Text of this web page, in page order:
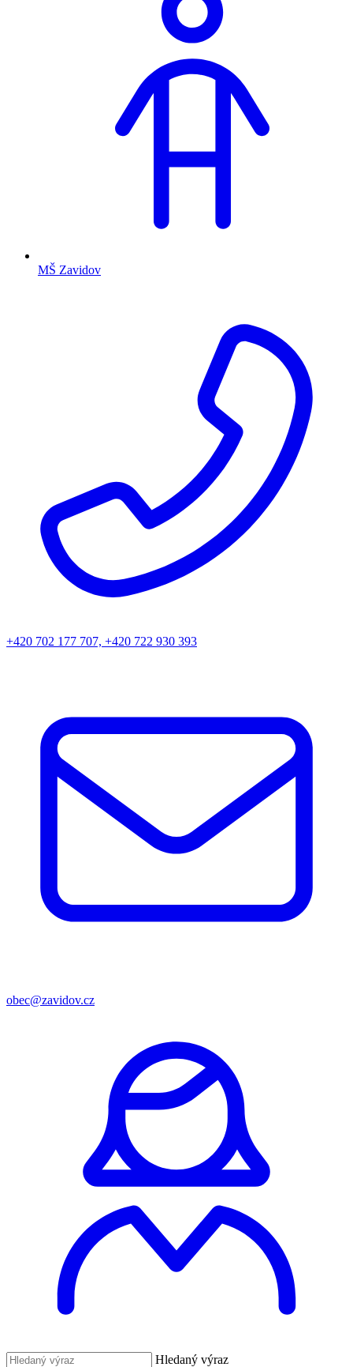
MŠ Zavidov
+420 702 177 707, +420 722 930 393
obec@zavidov.cz
Hledaný výraz